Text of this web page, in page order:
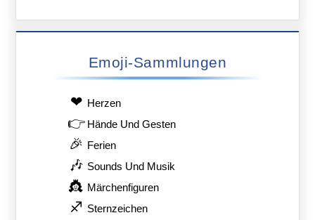
Emoji-Sammlungen
❤ Herzen
👉 Hände Und Gesten
🎉 Ferien
🎶 Sounds Und Musik
👸 Märchenfiguren
♐ Sternzeichen